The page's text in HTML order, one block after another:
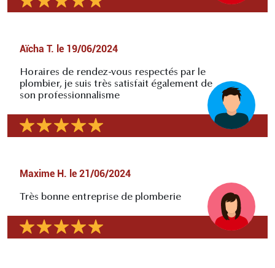
Aïcha T. le 19/06/2024
Horaires de rendez-vous respectés par le
plombier, je suis très satisfait également de
son professionnalisme
Maxime H. le 21/06/2024
Très bonne entreprise de plomberie